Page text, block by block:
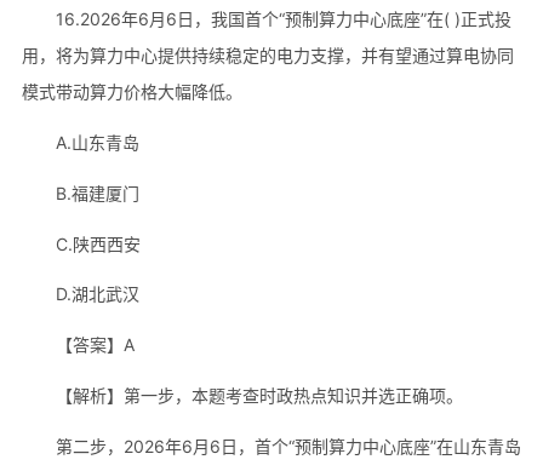
16.2026年6月6日，我国首个“预制算力中心底座”在( )正式投
用，将为算力中心提供持续稳定的电力支撑，并有望通过算电协同
模式带动算力价格大幅降低。
A.山东青岛
B.福建厦门
C.陕西西安
D.湖北武汉
【答案】A
【解析】第一步，本题考查时政热点知识并选正确项。
第二步，2026年6月6日，首个“预制算力中心底座”在山东青岛